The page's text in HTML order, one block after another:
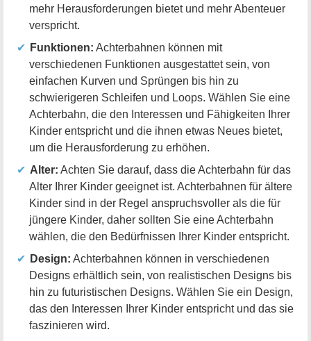
mehr Herausforderungen bietet und mehr Abenteuer
verspricht.
Funktionen: Achterbahnen können mit
verschiedenen Funktionen ausgestattet sein, von
einfachen Kurven und Sprüngen bis hin zu
schwierigeren Schleifen und Loops. Wählen Sie eine
Achterbahn, die den Interessen und Fähigkeiten Ihrer
Kinder entspricht und die ihnen etwas Neues bietet,
um die Herausforderung zu erhöhen.
Alter: Achten Sie darauf, dass die Achterbahn für das
Alter Ihrer Kinder geeignet ist. Achterbahnen für ältere
Kinder sind in der Regel anspruchsvoller als die für
jüngere Kinder, daher sollten Sie eine Achterbahn
wählen, die den Bedürfnissen Ihrer Kinder entspricht.
Design: Achterbahnen können in verschiedenen
Designs erhältlich sein, von realistischen Designs bis
hin zu futuristischen Designs. Wählen Sie ein Design,
das den Interessen Ihrer Kinder entspricht und das sie
faszinieren wird.